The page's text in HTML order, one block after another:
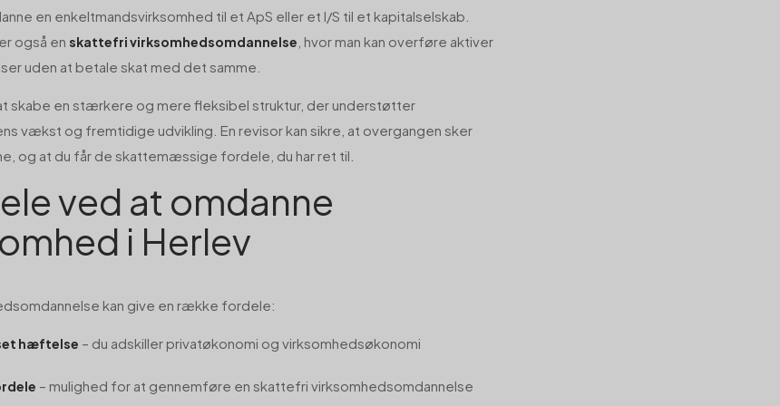
en enkeltmandsvirksomhed til et ApS eller et I/S til et kapitalselskab.
også en skattefri virksomhedsomdannelse , hvor man kan overføre aktiver
uden at betale skat med det samme.
skabe en stærkere og mere fleksibel struktur, der understøtter
vækst og fremtidige udvikling. En revisor kan sikre, at overgangen sker
og at du får de skattemæssige fordele, du har ret til.
ved at omdanne
i Herlev
kan give en række fordele:
hæftelse – du adskiller privatøkonomi og virksomhedsøkonomi
– mulighed for at gennemføre en skattefri virksomhedsomdannelse